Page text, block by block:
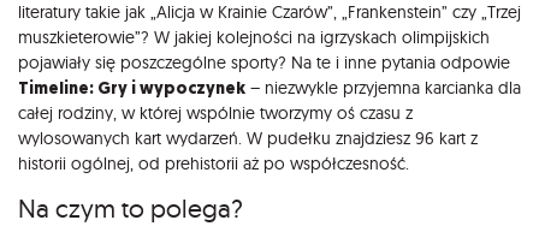
literatury takie jak „Alicja w Krainie Czarów”, „Frankenstein” czy „Trzej
muszkieterowie”? W jakiej kolejności na igrzyskach olimpijskich
pojawiały się poszczególne sporty? Na te i inne pytania odpowie
Timeline: Gry i wypoczynek – niezwykle przyjemna karcianka dla
całej rodziny, w której wspólnie tworzymy oś czasu z
wylosowanych kart wydarzeń. W pudełku znajdziesz 96 kart z
historii ogólnej, od prehistorii aż po współczesność.
Na czym to polega?